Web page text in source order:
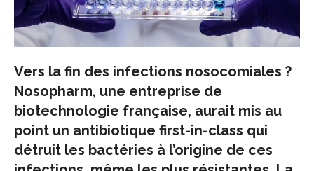
Vers la fin des infections nosocomiales ?
Nosopharm, une entreprise de
biotechnologie française, aurait mis au
point un antibiotique first-in-class qui
détruit les bactéries à l’origine de ces